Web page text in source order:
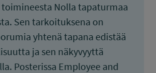
Nolla tapaturmaa
Sen tarkoituksena on
yhtenä tapana edistää
ja sen näkyvyyttä
Posterissa Employee and